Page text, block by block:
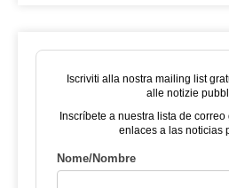
Iscriviti alla nostra mailing list
alle notizie
Inscríbete a nuestra lista de
enlaces a las noticias
Nome/Nombre